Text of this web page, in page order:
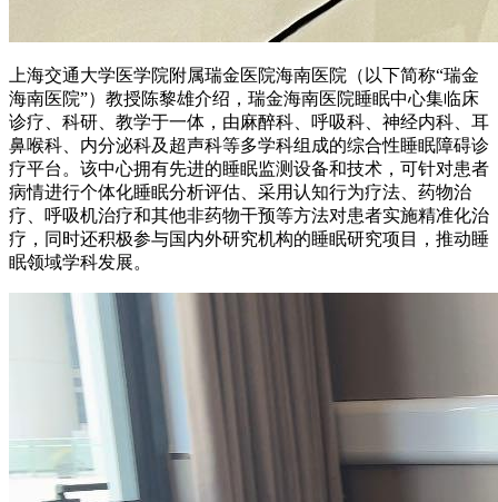
上海交通大学医学院附属瑞金医院海南医院（以下简称“瑞金
海南医院”）教授陈黎雄介绍，瑞金海南医院睡眠中心集临床
诊疗、科研、教学于一体，由麻醉科、呼吸科、神经内科、耳
鼻喉科、内分泌科及超声科等多学科组成的综合性睡眠障碍诊
疗平台。该中心拥有先进的睡眠监测设备和技术，可针对患者
病情进行个体化睡眠分析评估、采用认知行为疗法、药物治
疗、呼吸机治疗和其他非药物干预等方法对患者实施精准化治
疗，同时还积极参与国内外研究机构的睡眠研究项目，推动睡
眠领域学科发展。